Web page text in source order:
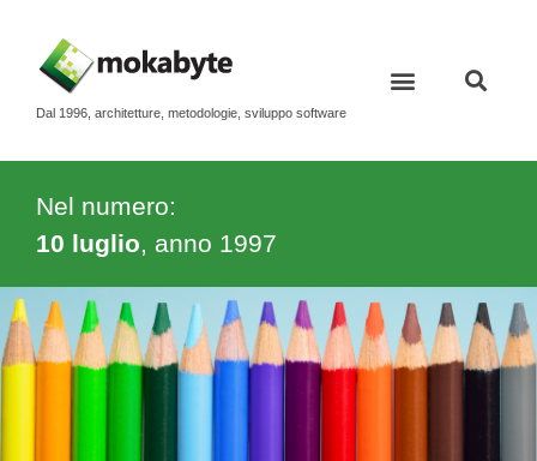
Dal 1996, architetture, metodologie, sviluppo software
Nel numero:
10 luglio, anno 1997